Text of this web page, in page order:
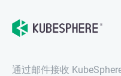
通过邮件接收